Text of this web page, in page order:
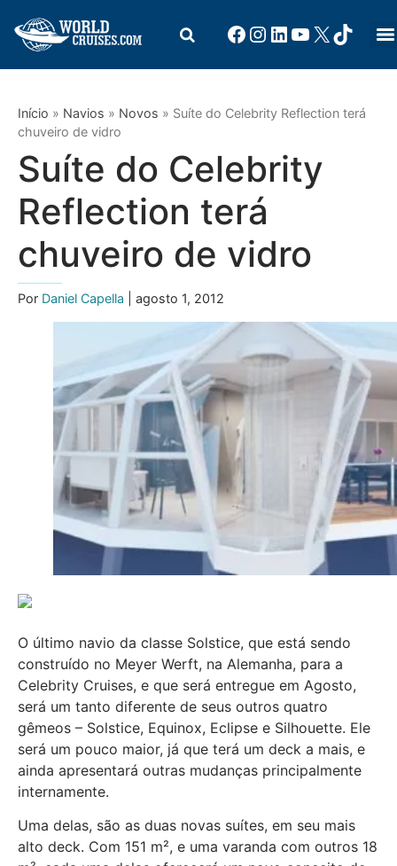
Início » Navios » Novos » Suíte do Celebrity Reflection terá
chuveiro de vidro
Suíte do Celebrity
Reflection terá
chuveiro de vidro
Por Daniel Capella | agosto 1, 2012
O último navio da classe Solstice, que está sendo
construído no Meyer Werft, na Alemanha, para a
Celebrity Cruises, e que será entregue em Agosto,
será um tanto diferente de seus outros quatro
gêmeos – Solstice, Equinox, Eclipse e Silhouette. Ele
será um pouco maior, já que terá um deck a mais, e
ainda apresentará outras mudanças principalmente
internamente.
Uma delas, são as duas novas suítes, em seu mais
alto deck. Com 151 m², e uma varanda com outros 18